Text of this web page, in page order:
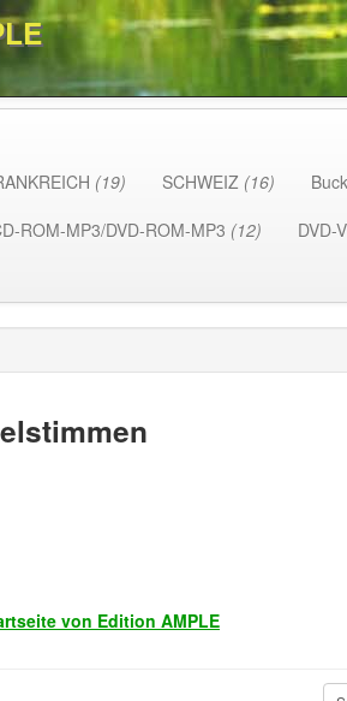
(19) SCHWEIZ (16)
ROM-MP3/DVD-ROM-MP3 (12) DVD-
von Edition AMPLE